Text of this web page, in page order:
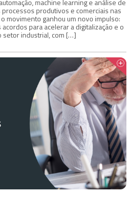
produtivos e comerciais nas
movimento ganhou um novo impulso:
para acelerar a digitalização e o
setor industrial, com […]